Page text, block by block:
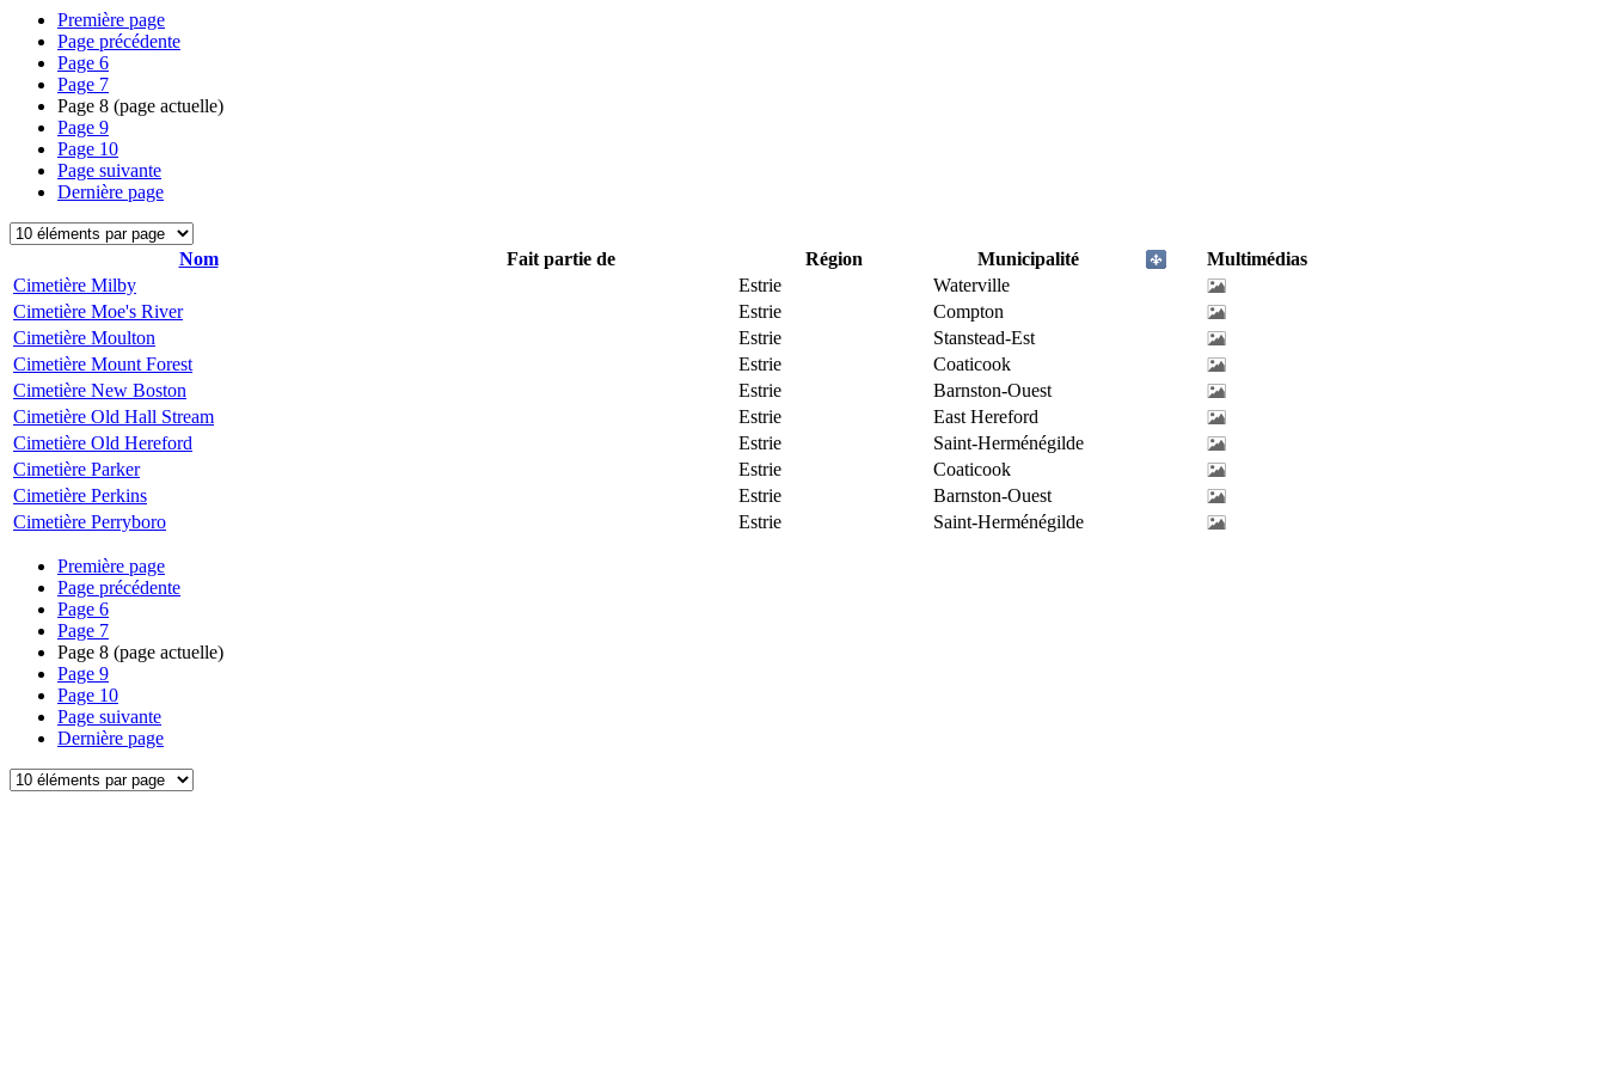
Première page
Page précédente
Page 6
Page 7
Page 8 (page actuelle)
Page 9
Page 10
Page suivante
Dernière page
Nom Fait partie de Région Municipalité
Multimédias
Cimetière Milby
Estrie
Waterville
Cimetière Moe's River
Estrie
Compton
Cimetière Moulton
Estrie
Stanstead-Est
Cimetière Mount Forest
Estrie
Coaticook
Cimetière New Boston
Estrie
Barnston-Ouest
Cimetière Old Hall Stream
Estrie
East Hereford
Cimetière Old Hereford
Estrie
Saint-Herménégilde
Cimetière Parker
Estrie
Coaticook
Cimetière Perkins
Estrie
Barnston-Ouest
Cimetière Perryboro
Estrie Saint-Herménégilde
Première page
Page précédente
Page 6
Page 7
Page 8 (page actuelle)
Page 9
Page 10
Page suivante
Dernière page